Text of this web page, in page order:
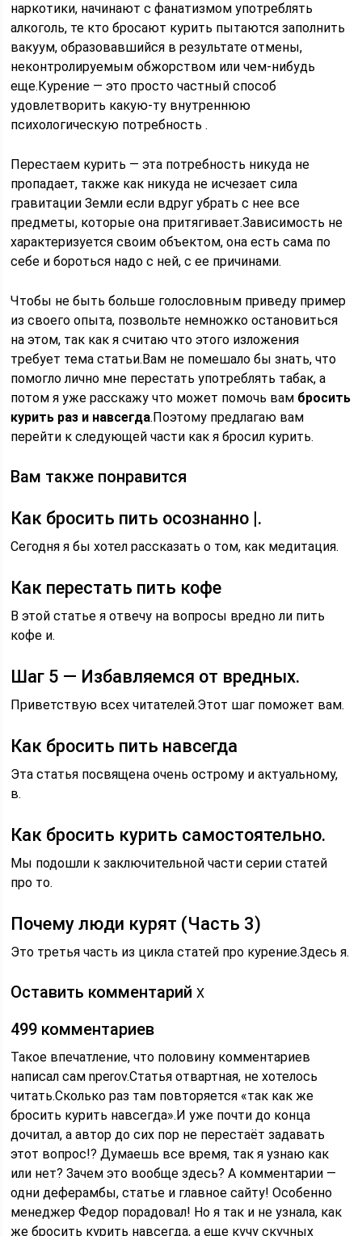
наркотики, начинают с фанатизмом употреблять
алкоголь, те кто бросают курить пытаются заполнить
вакуум, образовавшийся в результате отмены,
неконтролируемым обжорством или чем-нибудь
еще.Курение — это просто частный способ
удовлетворить какую-ту внутреннюю
психологическую потребность .
Перестаем курить — эта потребность никуда не
пропадает, также как никуда не исчезает сила
гравитации Земли если вдруг убрать с нее все
предметы, которые она притягивает.Зависимость не
характеризуется своим объектом, она есть сама по
себе и бороться надо с ней, с ее причинами.
Чтобы не быть больше голословным приведу пример
из своего опыта, позвольте немножко остановиться
на этом, так как я считаю что этого изложения
требует тема статьи.Вам не помешало бы знать, что
помогло лично мне перестать употреблять табак, а
потом я уже расскажу что может помочь вам бросить
курить раз и навсегда.Поэтому предлагаю вам
перейти к следующей части как я бросил курить.
Вам также понравится
Как бросить пить осознанно |.
Сегодня я бы хотел рассказать о том, как медитация.
Как перестать пить кофе
В этой статье я отвечу на вопросы вредно ли пить
кофе и.
Шаг 5 — Избавляемся от вредных.
Приветствую всех читателей.Этот шаг поможет вам.
Как бросить пить навсегда
Эта статья посвящена очень острому и актуальному,
в.
Как бросить курить самостоятельно.
Мы подошли к заключительной части серии статей
про то.
Почему люди курят (Часть 3)
Это третья часть из цикла статей про курение.Здесь я.
Оставить комментарийX
499 комментариев
Такое впечатление, что половину комментариев
написал сам nperov.Статья отвартная, не хотелось
читать.Сколько раз там повторяется «так как же
бросить курить навсегда».И уже почти до конца
дочитал, а автор до сих пор не перестаёт задавать
этот вопрос!? Думаешь все время, так я узнаю как
или нет? Зачем это вообще здесь? А комментарии —
одни деферамбы, статье и главное сайту! Особенно
менеджер Федор порадовал! Но я так и не узнала, как
же бросить курить навсегда, а еще кучу скучных